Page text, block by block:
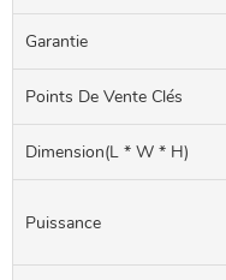
Garantie
Points De Vente Clés
Dimension(L * W * H)
Puissance